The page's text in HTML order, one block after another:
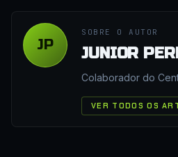
JP
SOBRE O AUTOR
JUNIOR
Colaborador do
VER TODOS OS